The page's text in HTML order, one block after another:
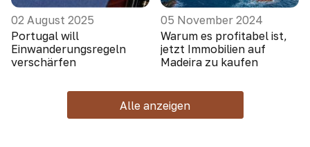
02 August 2025
Portugal will
Einwanderungsregeln
verschärfen
05 November 2024
Warum es profitabel ist,
jetzt Immobilien auf
Madeira zu kaufen
Alle anzeigen